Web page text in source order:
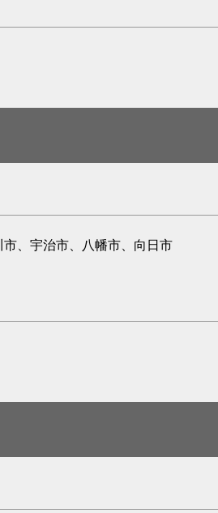
、宇治市、八幡市、向日市